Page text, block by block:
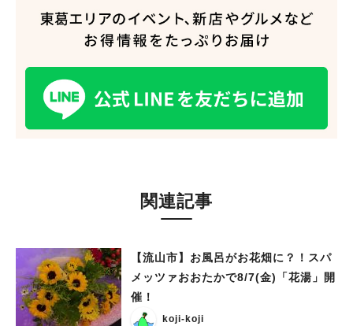
関連記事
【流山市】お風呂がお花畑に？！スパ
メッツァおおたかで8/7(金)「花湯」開
催！
koji-koji